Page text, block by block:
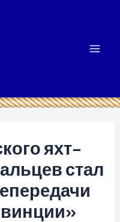
яхт-
стал